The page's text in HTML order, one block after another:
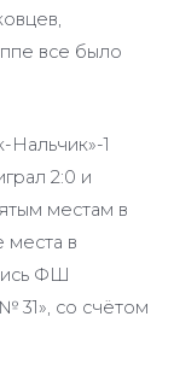
все было
Нальчик»-1
2:0 и
местам в
места в
ФШ
31», со счётом